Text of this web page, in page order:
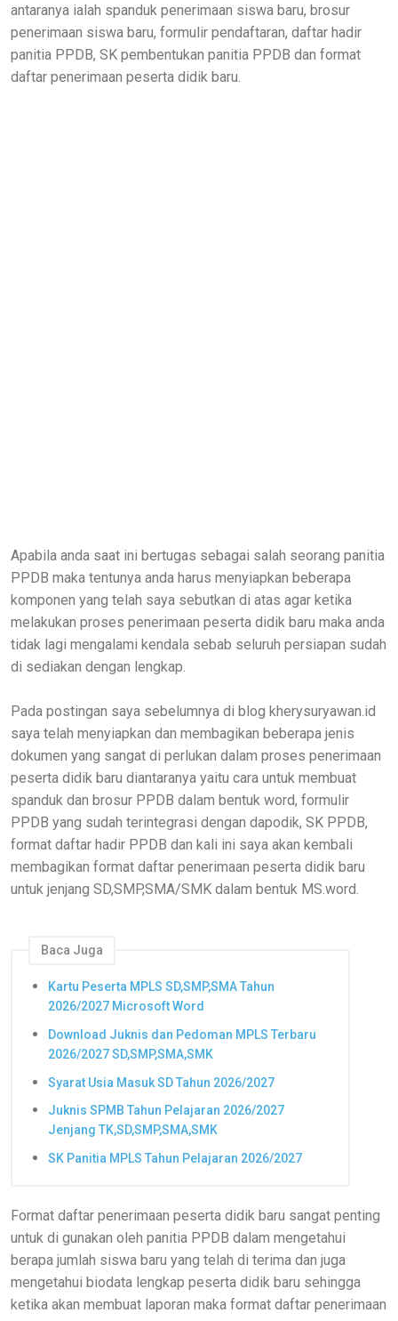
antaranya ialah spanduk penerimaan siswa baru, brosur
penerimaan siswa baru, formulir pendaftaran, daftar hadir
panitia PPDB, SK pembentukan panitia PPDB dan format
daftar penerimaan peserta didik baru.
Apabila anda saat ini bertugas sebagai salah seorang panitia
PPDB maka tentunya anda harus menyiapkan beberapa
komponen yang telah saya sebutkan di atas agar ketika
melakukan proses penerimaan peserta didik baru maka anda
tidak lagi mengalami kendala sebab seluruh persiapan sudah
di sediakan dengan lengkap.
Pada postingan saya sebelumnya di blog kherysuryawan.id
saya telah menyiapkan dan membagikan beberapa jenis
dokumen yang sangat di perlukan dalam proses penerimaan
peserta didik baru diantaranya yaitu cara untuk membuat
spanduk dan brosur PPDB dalam bentuk word, formulir
PPDB yang sudah terintegrasi dengan dapodik, SK PPDB,
format daftar hadir PPDB dan kali ini saya akan kembali
membagikan format daftar penerimaan peserta didik baru
untuk jenjang SD,SMP,SMA/SMK dalam bentuk MS.word.
Baca Juga
Kartu Peserta MPLS SD,SMP,SMA Tahun
2026/2027 Microsoft Word
Download Juknis dan Pedoman MPLS Terbaru
2026/2027 SD,SMP,SMA,SMK
Syarat Usia Masuk SD Tahun 2026/2027
Juknis SPMB Tahun Pelajaran 2026/2027
Jenjang TK,SD,SMP,SMA,SMK
SK Panitia MPLS Tahun Pelajaran 2026/2027
Format daftar penerimaan peserta didik baru sangat penting
untuk di gunakan oleh panitia PPDB dalam mengetahui
berapa jumlah siswa baru yang telah di terima dan juga
mengetahui biodata lengkap peserta didik baru sehingga
ketika akan membuat laporan maka format daftar penerimaan